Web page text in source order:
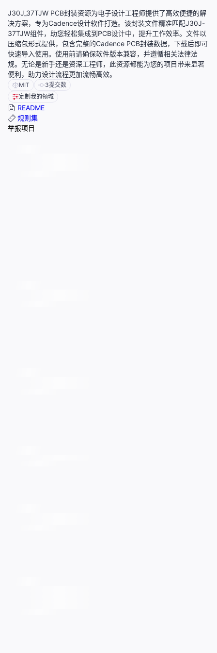
J30J_37TJW PCB封装资源为电子设计工程师提供了高效便捷的解
决方案，专为Cadence设计软件打造。该封装文件精准匹配J30J-
37TJW组件，助您轻松集成到PCB设计中，提升工作效率。文件以
压缩包形式提供，包含完整的Cadence PCB封装数据，下载后即可
快速导入使用。使用前请确保软件版本兼容，并遵循相关法律法
规。无论是新手还是资深工程师，此资源都能为您的项目带来显著
便利，助力设计流程更加流畅高效。
MIT 3提交数
定制我的领域
README
规则集
举报项目